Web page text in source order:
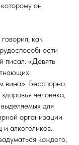
он
как
писал: «Девять
вина». Бесспорно.
человека,
для
организации
и алкоголиков.
каждого,